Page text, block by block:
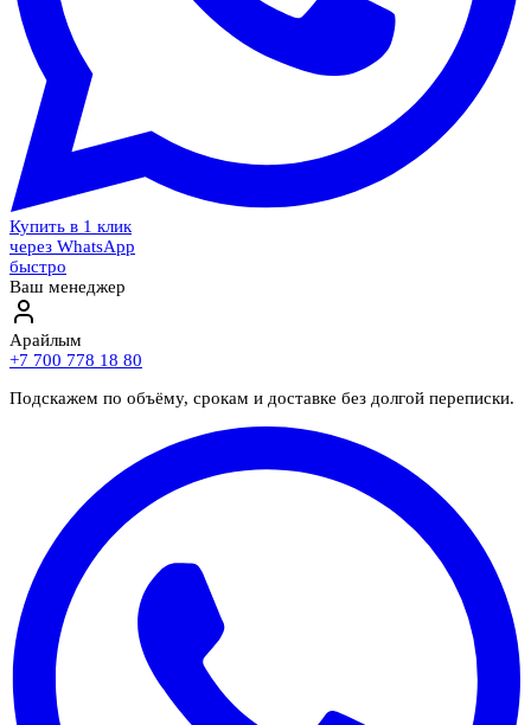
Купить в 1 клик
через WhatsApp
быстро
Ваш менеджер
Арайлым
+7 700 778 18 80
Подскажем по объёму, срокам и доставке без долгой переписки.